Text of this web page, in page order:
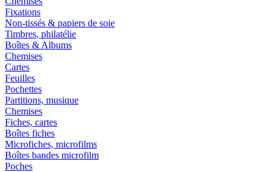
Fixations
Non-tissés & papiers de soie
Timbres, philatélie
Boîtes & Albums
Chemises
Cartes
Feuilles
Pochettes
Partitions, musique
Chemises
Fiches, cartes
Boîtes fiches
Microfiches, microfilms
Boîtes bandes microfilm
Poches